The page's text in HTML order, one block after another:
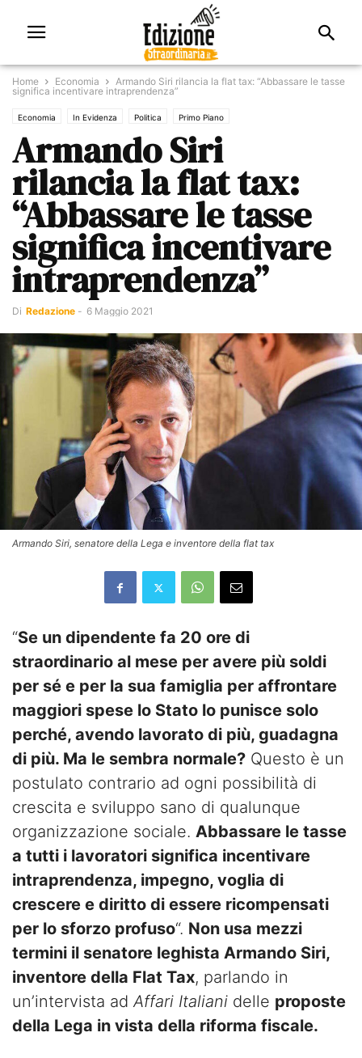
Home Economia
Armando Siri rilancia la flat tax: “Abbassare le tasse
significa incentivare intraprendenza”
Economia In Evidenza Politica Primo Piano
Armando Siri
rilancia la flat tax:
“Abbassare le tasse
significa incentivare
intraprendenza”
Di Redazione - 6 Maggio 2021
Armando Siri, senatore della Lega e inventore della flat tax
“Se un dipendente fa 20 ore di
straordinario al mese per avere più soldi
per sé e per la sua famiglia per affrontare
maggiori spese lo Stato lo punisce solo
perché, avendo lavorato di più, guadagna
di più. Ma le sembra normale? Questo è un
postulato contrario ad ogni possibilità di
crescita e sviluppo sano di qualunque
organizzazione sociale. Abbassare le tasse
a tutti i lavoratori significa incentivare
intraprendenza, impegno, voglia di
crescere e diritto di essere ricompensati
per lo sforzo profuso“. Non usa mezzi
termini il senatore leghista Armando Siri,
inventore della Flat Tax, parlando in
un’intervista adAffari Italiani delle proposte
della Lega in vista della riforma fiscale.